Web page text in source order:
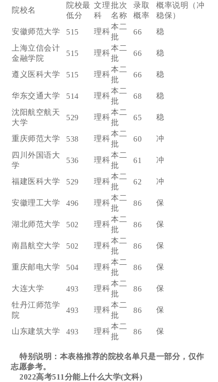
院校名
院校最
低分
文理
科
批次
名称
录取
概率
概率说明（冲
稳保）
安徽师范大学
515 理科
本二
批
66
稳
上海立信会计
金融学院
515 理科
本二
批
66 稳
遵义医科大学 515 理科
本二
批
66 稳
华东交通大学 514 理科
本二
批
68
稳
沈阳航空航天
大学
529 理科
本二
批
65 稳
重庆师范大学 538 理科
本二
批
60
冲
四川外国语大
学
536 理科
本二
批
61 冲
福建医科大学 529 理科
本二
批
62 冲
安徽理工大学 496 理科
本二
批
86 保
湖北师范大学 502 理科
本二
批
86 保
南昌航空大学 502 理科
本二
批
86 保
重庆邮电大学 504 理科
本二
批
86 保
大连大学 493 理科
本二
批
86
保
牡丹江师范学
院
493 理科
本二
批
86 保
山东建筑大学 493 理科
本二
批
86 保
特别说明：本表格推荐的院校名单只是一部分，仅作
志愿参考。
2022高考511分能上什么大学(文科)